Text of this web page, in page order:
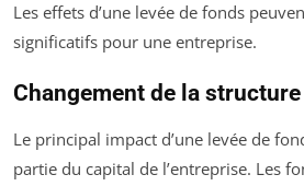
Les effets d’une levée de fonds
significatifs pour une entreprise.
Changement de la structure
Le principal impact d’une levée de
partie du capital de l’entreprise. Les